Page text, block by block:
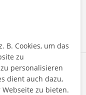
1. Lektion gratis
B. Cookies, um das
zu
personalisieren
dient auch dazu,
zu bieten.